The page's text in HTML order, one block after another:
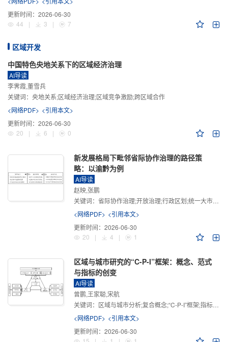
更新时间： 2026-06-30
44
| 3 | 7
区域开发
中国特色央地关系下的区域经济治理
AI导读
李霁霞,董雪兵
关键词： 央地关系;区域经济治理;区域竞争激励;跨区域合作
<网络PDF> <引用本文>
更新时间： 2026-06-30
20
| 6 | 0
新发展格局下毗邻省际协作治理的路径策
略：以渝黔为例
AI导读
赵映,张鹏
关键词： 省际协作治理;开放治理;行政区划;统一大市场;新发展格局
<网络PDF> <引用本文>
更新时间： 2026-06-30
20
| 4 | 1
区域与城市研究的“C-P-I”框架：概念、范式
与指标的创变
AI导读
曾鹏,王家聪,宋航
关键词： 区域与城市分析;复合概念;“C-P-I”框架;指标体系
<网络PDF> <引用本文>
更新时间： 2026-06-30